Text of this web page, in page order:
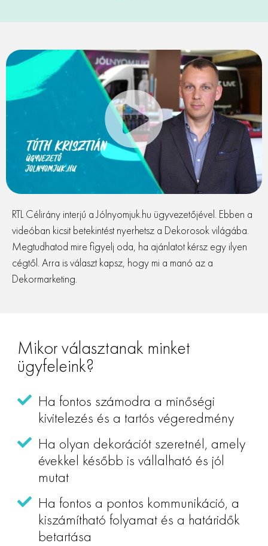
RTL Célirány interjú a Jólnyomjuk.hu ügyvezetőjével. Ebben a
videóban kicsit betekintést nyerhetsz a Dekorosok világába.
Megtudhatod mire figyelj oda, ha ajánlatot kérsz egy ilyen
cégtől. Arra is választ kapsz, hogy mi a manó az a
Dekormarketing.
Mikor választanak minket
ügyfeleink?
Ha fontos számodra a minőségi
kivitelezés és a tartós végeredmény
Ha olyan dekorációt szeretnél, amely
évekkel később is vállalható és jól
mutat
Ha fontos a pontos kommunikáció, a
kiszámítható folyamat és a határidők
betartása